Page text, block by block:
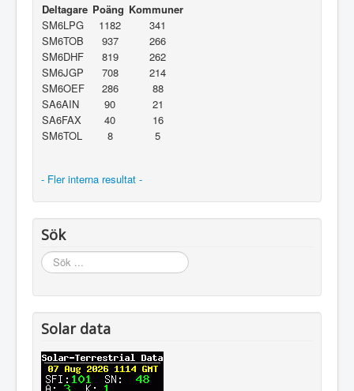
Deltagare Poäng Kommuner
SM6LPG
1182
341
SM6TOB
937
266
SM6DHF
819
262
SM6JGP
708
214
SM6OEF
286
88
SA6AIN
90
21
SA6FAX
40
16
SM6TOL
8 5
- Fler interna resultat -
Sök
Sök
...
Solar data